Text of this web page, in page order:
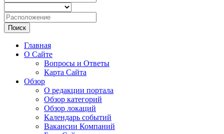
Поиск
Главная
О Сайте
Вопросы и Ответы
Карта Сайта
Обзор
О редакции портала
Обзор категорий
Обзор локаций
Календарь событий
Вакансии Компаний